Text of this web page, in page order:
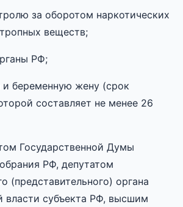
за оборотом наркотических
веществ;
РФ;
и беременную жену (срок
составляет не менее 26
Государственной Думы
РФ, депутатом
(представительного) органа
власти субъекта РФ, высшим